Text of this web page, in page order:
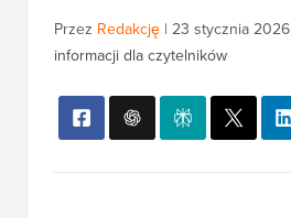
Przez Redakcję | 23 stycznia 2026
informacji dla czytelników